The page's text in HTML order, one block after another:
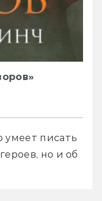
умеет писать
но и об